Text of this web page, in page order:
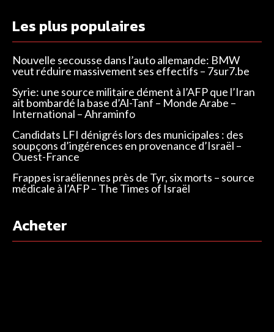
Les plus populaires
Nouvelle secousse dans l’auto allemande: BMW
veut réduire massivement ses effectifs – 7sur7.be
Syrie: une source militaire dément à l’AFP que l’Iran
ait bombardé la base d’Al-Tanf – Monde Arabe –
International – Ahraminfo
Candidats LFI dénigrés lors des municipales : des
soupçons d’ingérences en provenance d’Israël –
Ouest-France
Frappes israéliennes près de Tyr, six morts – source
médicale à l’AFP – The Times of Israël
Acheter